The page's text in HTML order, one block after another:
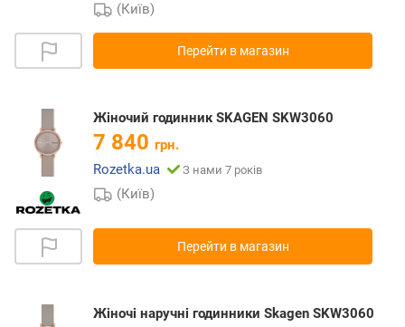
(Київ)
Перейти в магазин
Жіночий годинник SKAGEN SKW3060
7 840 грн.
Rozetka.ua
З нами 7 років
(Київ)
Перейти в магазин
Жіночі наручні годинники Skagen SKW3060